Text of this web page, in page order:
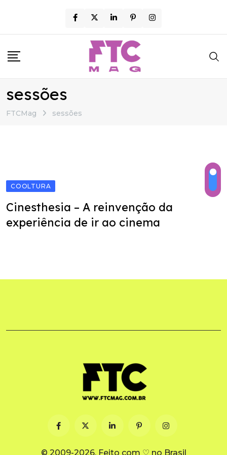
content
sessões
FTCMag sessões
COOLTURA
Cinesthesia – A reinvenção da
experiência de ir ao cinema
© 2009-2026. Feito com ♡ no Brasil